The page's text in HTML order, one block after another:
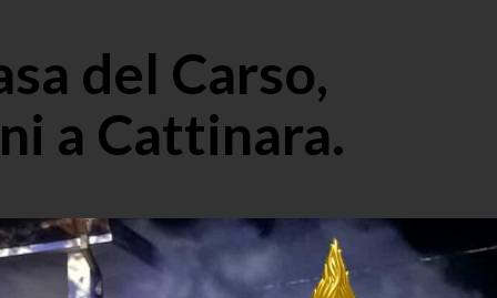
del Carso,
a Cattinara.